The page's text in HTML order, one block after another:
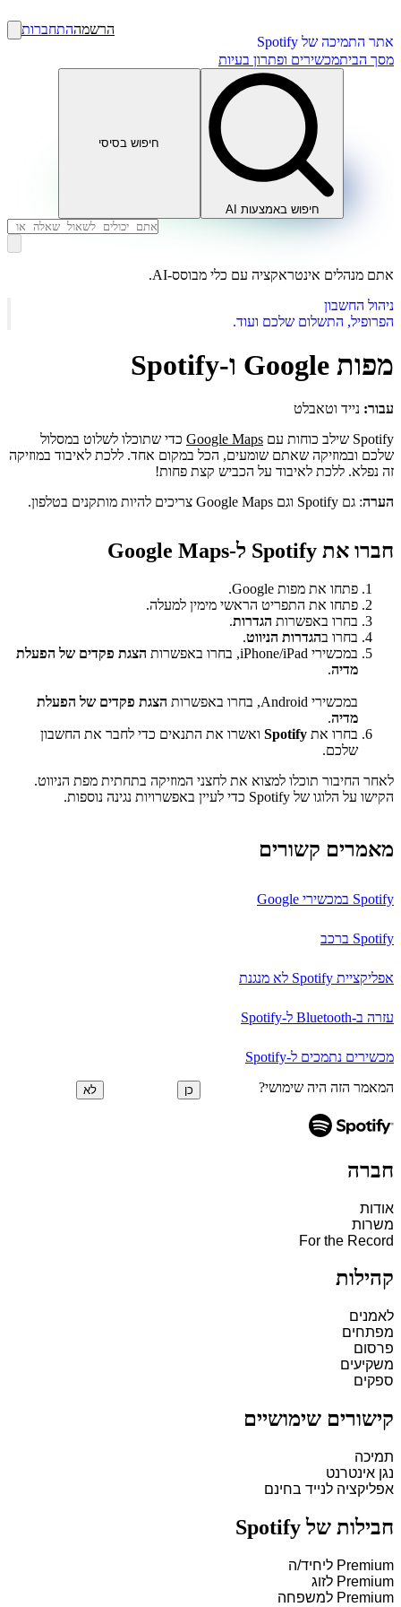
אתר התמיכה של Spotify
הרשמההתחברות
מסך הביתמכשירים ופתרון בעיות
חיפוש באמצעות AI
חיפוש בסיסי
אתם מנהלים אינטראקציה עם כלי מבוסס-AI.
ניהול החשבון
הפרופיל, התשלום שלכם ועוד.
מפות Google ו-Spotify
עבור: נייד וטאבלט
Spotify שילב כוחות עם
Google Maps כדי שתוכלו לשלוט במסלול
שלכם ובמוזיקה שאתם שומעים, הכל במקום אחד. ללכת לאיבוד במוזיקה
זה נפלא. ללכת לאיבוד על הכביש קצת פחות!
הערה: גם Spotify וגם Google Maps צריכים להיות מותקנים בטלפון.
חברו את Spotify ל-Google Maps
פתחו את מפות Google.
פתחו את התפריט הראשי מימין למעלה.
בחרו באפשרות הגדרות.
בחרו בהגדרות הניווט.
במכשירי iPhone/iPad, בחרו באפשרות
הצגת פקדים של הפעלת
מדיה.
במכשירי Android, בחרו באפשרות
הצגת פקדים של הפעלת
מדיה.
בחרו את Spotify ואשרו את התנאים כדי לחבר את החשבון
שלכם.
לאחר החיבור תוכלו למצוא את לחצני המוזיקה בתחתית מפת הניווט.
הקישו על הלוגו של Spotify כדי לעיין באפשרויות נגינה נוספות.
מאמרים קשורים
Spotify במכשירי Google
Spotify ברכב
אפליקציית Spotify לא מנגנת
עזרה ב-Bluetooth ל-Spotify
מכשירים נתמכים ל-Spotify
המאמר הזה היה שימושי? כן לא
חברה
אודות
משרות
For the Record
קהילות
לאמנים
מפתחים
פרסום
משקיעים
ספקים
קישורים שימושיים
תמיכה
נגן אינטרנט
אפליקציה לנייד בחינם
חבילות של Spotify
Premium ליחיד/ה
Premium לזוג
Premium למשפחה